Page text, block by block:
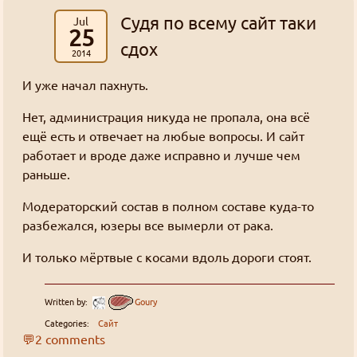
Jul
25
2014
Судя по всему сайт таки
сдох
И уже начал пахнуть.
Нет, администрация никуда не пропала, она всё
ещё есть и отвечает на любые вопросы. И сайт
работает и вроде даже исправно и лучше чем
раньше.
Модераторский состав в полном составе куда-то
разбежался, юзеры все вымерли от рака.
И только мёртвые с косами вдоль дороги стоят.
Written by:
Goury
Categories:
Сайт
💬2 comments
этого поста минимум равен шести.
Tl; dr: подтверждайте адрес почты и
выпрашивайте золото на форуме или в блоге.
Или ждите пока я соберусь.
Я соберусь, но других дел в последнее время
навалилось очень много.